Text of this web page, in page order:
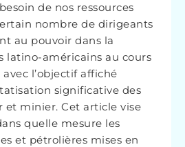
de nos ressources
nombre de dirigeants
au pouvoir dans la
latino-américains au cours
l’objectif affiché
significative des
et minier. Cet article vise
quelle mesure les
et pétrolières mises en